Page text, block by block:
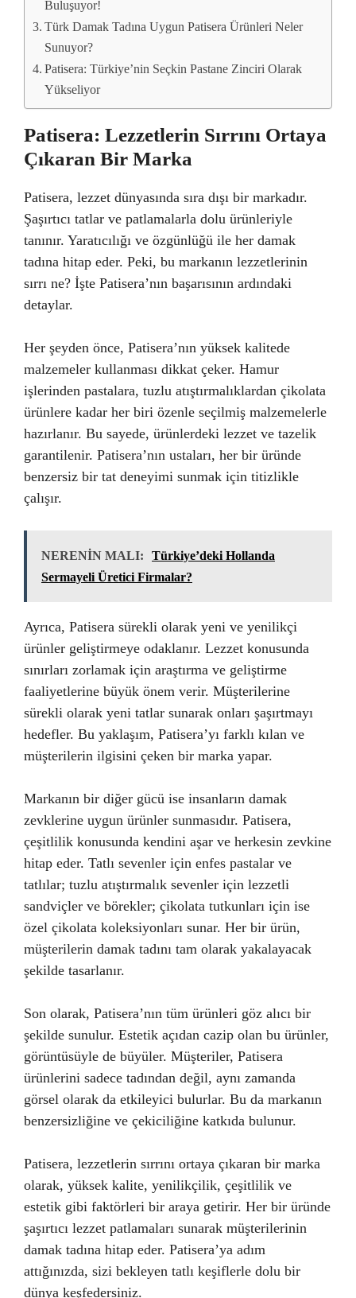
Buluşuyor!
Türk Damak Tadına Uygun Patisera Ürünleri Neler
Sunuyor?
Patisera: Türkiye’nin Seçkin Pastane Zinciri Olarak
Yükseliyor
Patisera: Lezzetlerin Sırrını Ortaya
Çıkaran Bir Marka
Patisera, lezzet dünyasında sıra dışı bir markadır.
Şaşırtıcı tatlar ve patlamalarla dolu ürünleriyle
tanınır. Yaratıcılığı ve özgünlüğü ile her damak
tadına hitap eder. Peki, bu markanın lezzetlerinin
sırrı ne? İşte Patisera’nın başarısının ardındaki
detaylar.
Her şeyden önce, Patisera’nın yüksek kalitede
malzemeler kullanması dikkat çeker. Hamur
işlerinden pastalara, tuzlu atıştırmalıklardan çikolata
ürünlere kadar her biri özenle seçilmiş malzemelerle
hazırlanır. Bu sayede, ürünlerdeki lezzet ve tazelik
garantilenir. Patisera’nın ustaları, her bir üründe
benzersiz bir tat deneyimi sunmak için titizlikle
çalışır.
NERENİN MALI:
Türkiye’deki Hollanda
Sermayeli Üretici Firmalar?
Ayrıca, Patisera sürekli olarak yeni ve yenilikçi
ürünler geliştirmeye odaklanır. Lezzet konusunda
sınırları zorlamak için araştırma ve geliştirme
faaliyetlerine büyük önem verir. Müşterilerine
sürekli olarak yeni tatlar sunarak onları şaşırtmayı
hedefler. Bu yaklaşım, Patisera’yı farklı kılan ve
müşterilerin ilgisini çeken bir marka yapar.
Markanın bir diğer gücü ise insanların damak
zevklerine uygun ürünler sunmasıdır. Patisera,
çeşitlilik konusunda kendini aşar ve herkesin zevkine
hitap eder. Tatlı sevenler için enfes pastalar ve
tatlılar; tuzlu atıştırmalık sevenler için lezzetli
sandviçler ve börekler; çikolata tutkunları için ise
özel çikolata koleksiyonları sunar. Her bir ürün,
müşterilerin damak tadını tam olarak yakalayacak
şekilde tasarlanır.
Son olarak, Patisera’nın tüm ürünleri göz alıcı bir
şekilde sunulur. Estetik açıdan cazip olan bu ürünler,
görüntüsüyle de büyüler. Müşteriler, Patisera
ürünlerini sadece tadından değil, aynı zamanda
görsel olarak da etkileyici bulurlar. Bu da markanın
benzersizliğine ve çekiciliğine katkıda bulunur.
Patisera, lezzetlerin sırrını ortaya çıkaran bir marka
olarak, yüksek kalite, yenilikçilik, çeşitlilik ve
estetik gibi faktörleri bir araya getirir. Her bir üründe
şaşırtıcı lezzet patlamaları sunarak müşterilerinin
damak tadına hitap eder. Patisera’ya adım
attığınızda, sizi bekleyen tatlı keşiflerle dolu bir
dünya keşfedersiniz.